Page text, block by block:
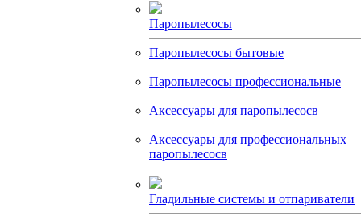
Паропылесосы
Паропылесосы бытовые
Паропылесосы профессиональные
Аксессуары для паропылесосв
Аксессуары для профессиональных
паропылесосв
Гладильные системы и отпариватели